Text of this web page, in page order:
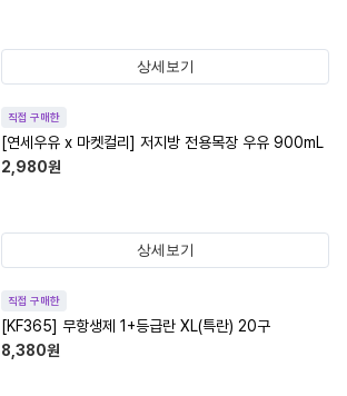
상세보기
직접 구매한
[연세우유 x 마켓컬리] 저지방 전용목장 우유 900mL
2,980원
상세보기
직접 구매한
[KF365] 무항생제 1+등급란 XL(특란) 20구
8,380원